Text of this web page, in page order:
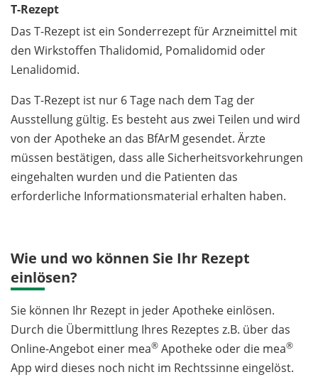
T-Rezept
Das T-Rezept ist ein Sonderrezept für Arzneimittel mit
den Wirkstoffen Thalidomid, Pomalidomid oder
Lenalidomid.
Das T-Rezept ist nur 6 Tage nach dem Tag der
Ausstellung gültig. Es besteht aus zwei Teilen und wird
von der Apotheke an das BfArM gesendet. Ärzte
müssen bestätigen, dass alle Sicherheitsvorkehrungen
eingehalten wurden und die Patienten das
erforderliche Informationsmaterial erhalten haben.
Wie und wo können Sie Ihr Rezept
einlösen?
Sie können Ihr Rezept in jeder Apotheke einlösen.
Durch die Übermittlung Ihres Rezeptes z.B. über das
Online-Angebot einer mea® Apotheke oder die mea®
App wird dieses noch nicht im Rechtssinne eingelöst.